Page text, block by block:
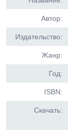
Автор:
Издательство:
Жанр:
Год:
ISBN:
Скачать: